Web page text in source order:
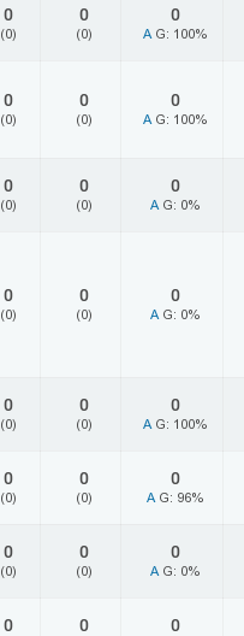
0
(0)
0
(0)
0
A G: 100%
0
(0)
0
(0)
0
A G: 100%
0
(0)
0
(0)
0
A G: 0%
0
(0)
0
(0)
0
A G: 0%
0
(0)
0
(0)
0
A G: 100%
0
(0)
0
(0)
0
A G: 96%
0
(0)
0
(0)
0
A G: 0%
0 0 0